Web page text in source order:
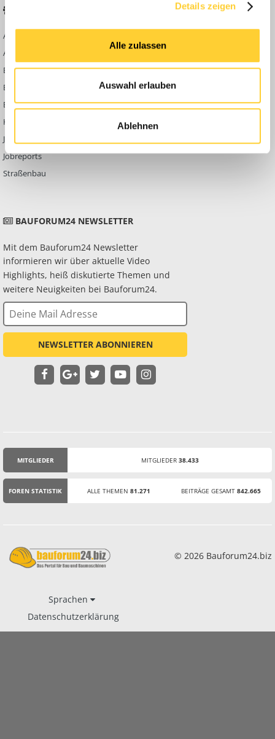
Details zeigen
Alle zulassen
Auswahl erlauben
Ablehnen
Abbruch
Ausbildung & Beruf
Bau Allgemein
Baumaschinen
Berg- & Tagebau
Hoch- & Tiefbau
Jobbörse
Jobreports
Straßenbau
KONTAKT
Bauforum24
Kontakt
Impressum
Datenschutzerklärung
BAUFORUM24 NEWSLETTER
Mit dem Bauforum24 Newsletter
informieren wir über aktuelle Video
Highlights, heiß diskutierte Themen und
weitere Neuigkeiten bei Bauforum24.
NEWSLETTER ABONNIEREN
MITGLIEDER MITGLIEDER 38.433
FOREN STATISTIK ALLE THEMEN 81.271 BEITRÄGE GESAMT 842.665
© 2026 Bauforum24.biz
Sprachen
Datenschutzerklärung